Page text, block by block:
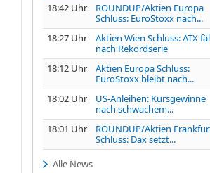
18:42 Uhr
ROUNDUP/Aktien Europa
Schluss: EuroStoxx nach...
18:27 Uhr
Aktien Wien Schluss: ATX
nach Rekordserie
18:12 Uhr
Aktien Europa Schluss:
EuroStoxx bleibt nach...
18:02 Uhr
US-Anleihen: Kursgewinne
nach schwachem...
18:01 Uhr
ROUNDUP/Aktien
Schluss: Dax setzt...
Alle News